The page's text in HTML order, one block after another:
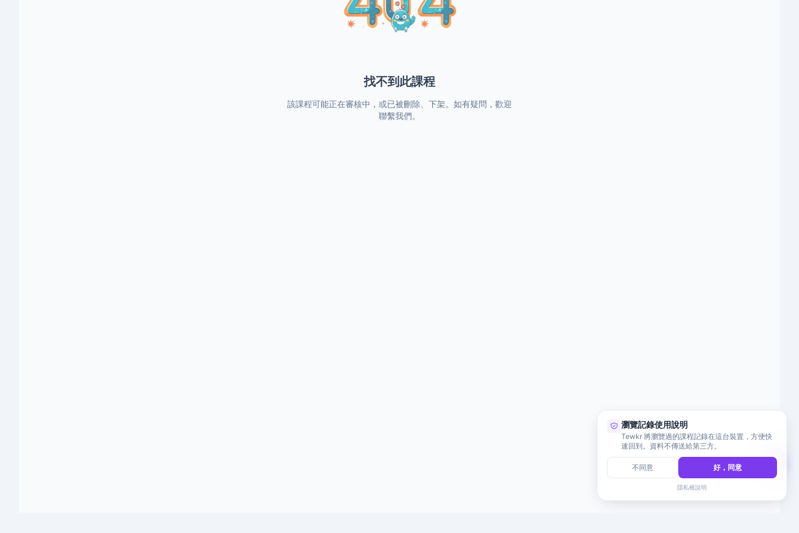
找不到此課程
該課程可能正在審核中，或已被刪除、下架。如有疑問，歡迎
聯繫我們。
瀏覽記錄使用說明
Tewkr 將瀏覽過的課程記錄在這台裝置，方便快
速回到。資料不傳送給第三方。
不同意 好，同意
隱私權說明